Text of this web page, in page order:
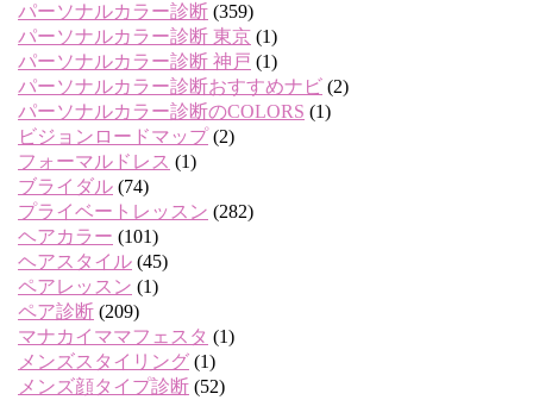
パーソナルカラー診断 (359)
パーソナルカラー診断 東京 (1)
パーソナルカラー診断 神戸 (1)
パーソナルカラー診断おすすめナビ (2)
パーソナルカラー診断のCOLORS (1)
ビジョンロードマップ(2)
フォーマルドレス (1)
ブライダル (74)
プライベートレッスン (282)
ヘアカラー (101)
ヘアスタイル (45)
ペアレッスン (1)
ペア診断 (209)
マナカイママフェスタ (1)
メンズスタイリング (1)
メンズ顔タイプ診断 (52)